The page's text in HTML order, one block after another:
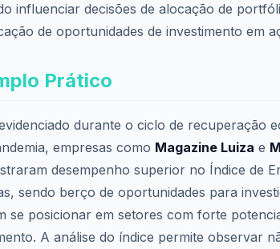
influenciar decisões de alocação de
de oportunidades de investimento em
Prático
durante o ciclo de recuperação
empresas como Magazine Luiza e
desempenho superior no Índice de
sendo berço de oportunidades para
se posicionar em setores com forte
A análise do índice permite observar